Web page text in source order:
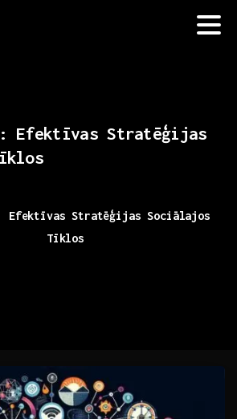
Efektīvas Stratēģijas
Efektīvas Stratēģijas Sociālajos
Tīklos